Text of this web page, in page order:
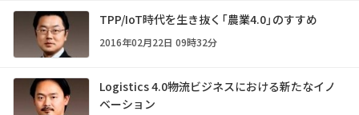
TPP/IoT時代を生き抜く「農業4.0」のすすめ
2016年02月22日 09時32分
Logistics 4.0――物流ビジネスにおける新たなイノ
ベーション